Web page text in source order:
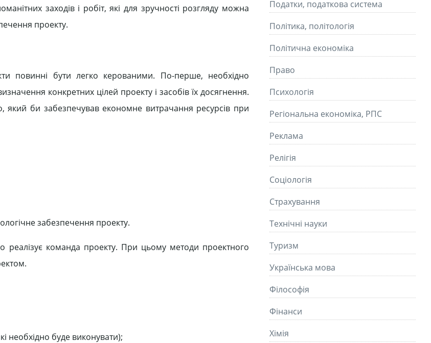
заходів і робіт, які для зручності розгляду можна
проекту.
повинні бути легко керованими. По-перше, необхідно
конкретних цілей проекту і засобів їх досягнення.
який би забезпечував економне витрачання ресурсів при
забезпечення проекту.
реалізує команда проекту. При цьому методи проектного
необхідно буде виконувати);
Податки, податкова система
Політика, політологія
Політична економіка
Право
Психологія
Регіональна економіка, РПС
Реклама
Релігія
Соціологія
Страхування
Технічні науки
Туризм
Українська мова
Філософія
Фінанси
Хімія